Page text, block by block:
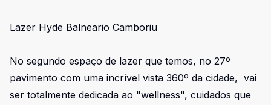
Lazer Hyde Balneario Camboriu
No segundo espaço de lazer que temos, no 27º
pavimento com uma incrível vista 360º da cidade, vai
ser totalmente dedicada ao "wellness", cuidados que